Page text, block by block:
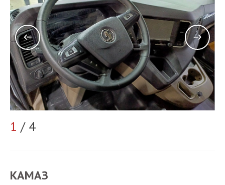
1 / 4
КАМАЗ